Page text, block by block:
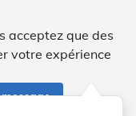
acceptez que des
votre expérience